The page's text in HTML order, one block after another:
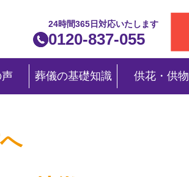
24時間365日対応いたします
0120-837-055
葬儀の基礎知識 供花・供物